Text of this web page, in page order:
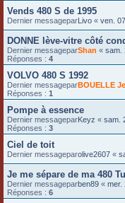
Vends 480 S de 1995
Dernier messageparLivo « ven.
DONNE lève-vitre côté
Dernier messageparShan « sam.
Réponses : 4
VOLVO 480 S 1992
Dernier messageparBOUELLE
Réponses : 1
Pompe à essence
Dernier messageparKeyz « sam.
Réponses : 3
Ciel de toit
Dernier messageparolive2607 «
Je me sépare de ma 480
Dernier messageparben89 « mer.
Réponses : 6